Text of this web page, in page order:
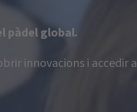
pàdel global.
innovacions i accedir a